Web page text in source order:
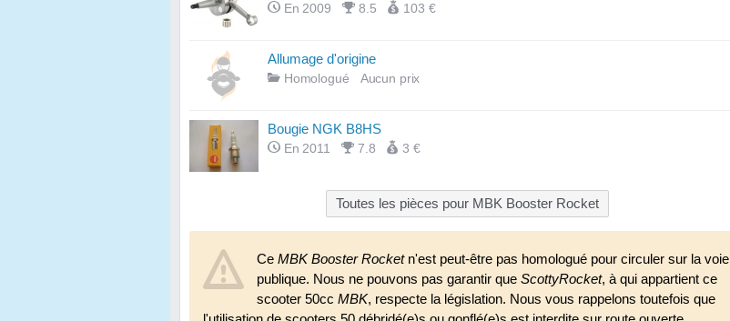
En 2009 8.5 103 €
Allumage d'origine
Homologué Aucun prix
Bougie NGK B8HS
En 2011 7.8 3 €
Toutes les pièces pour MBK Booster Rocket
CeMBK Booster Rocketn'est peut-être pas homologué pour circuler sur la voie
publique. Nous ne pouvons pas garantir queScottyRocket, à qui appartient ce
scooter 50ccMBK, respecte la législation. Nous vous rappelons toutefois que